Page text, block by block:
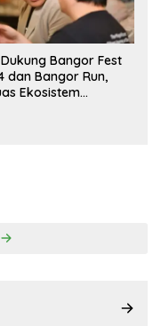
Bangor Fest
dan Bangor Run,
Ekosistem